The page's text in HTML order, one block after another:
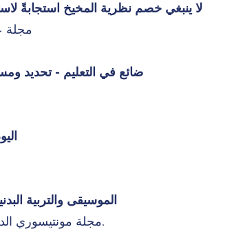
لا ينبغي خصم نظرية المخيخ استجابةً
مجلة
ضائع في التعليم - تحديد
الموسيقى والتربية
مجلة مونتيسوري الدولية. يوليو - سبتمبر 2006.